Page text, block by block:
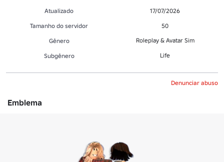
Atualizado
17/07/2026
Tamanho do servidor
50
Gênero
Roleplay & Avatar Sim
Subgênero Life
Denunciar abuso
Emblema